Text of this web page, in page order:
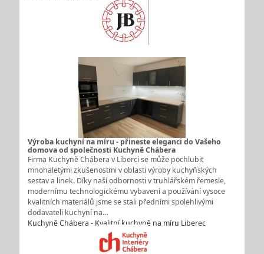
Výroba kuchyní na míru - přineste eleganci do Vašeho
domova od společnosti Kuchyně Chábera
Firma Kuchyně Chábera v Liberci se může pochlubit
mnohaletými zkušenostmi v oblasti výroby kuchyňských
sestav a linek. Díky naší odbornosti v truhlářském řemesle,
modernímu technologickému vybavení a používání vysoce
kvalitních materiálů jsme se stali předními spolehlivými
dodavateli kuchyní na…
Kuchyně Chábera - Kvalitní kuchyně na míru Liberec